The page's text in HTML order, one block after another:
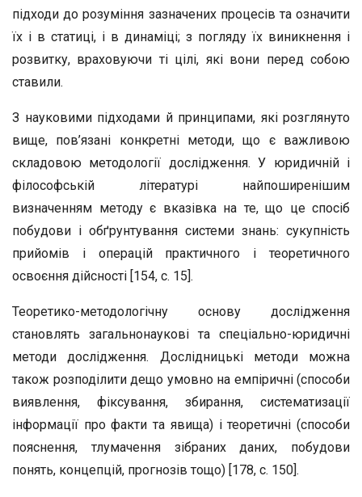
підходи до розуміння зазначених процесів та означити
їх і в статиці, і в динаміці; з погляду їх виникнення і
розвитку, враховуючи ті цілі, які вони перед собою
ставили.
З науковими підходами й принципами, які розглянуто
вище, пов’язані конкретні методи, що є важливою
складовою методології дослідження. У юридичній і
філософській літературі найпоширенішим
визначенням методу є вказівка на те, що це спосіб
побудови і обґрунтування системи знань: сукупність
прийомів і операцій практичного і теоретичного
освоєння дійсності [154, с. 15].
Теоретико-методологічну основу дослідження
становлять загальнонаукові та спеціально-юридичні
методи дослідження. Дослідницькі методи можна
також розподілити дещо умовно на емпіричні (способи
виявлення, фіксування, збирання, систематизації
інформації про факти та явища) і теоретичні (способи
пояснення, тлумачення зібраних даних, побудови
понять, концепцій, прогнозів тощо) [178, с. 150].